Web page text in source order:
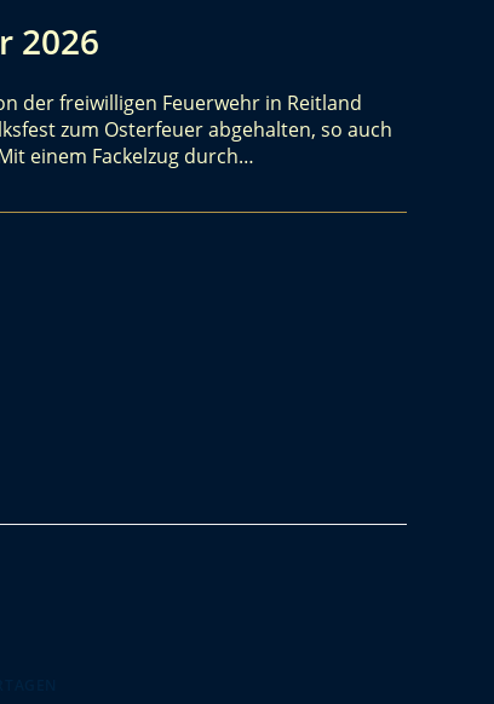
2026
der freiwilligen Feuerwehr in Reitland
zum Osterfeuer abgehalten, so auch
einem Fackelzug durch…